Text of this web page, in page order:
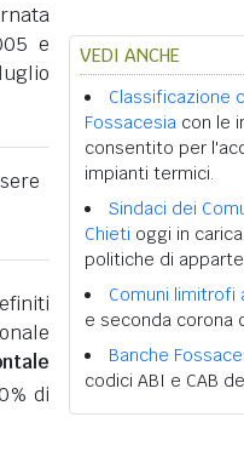
e
di
VEDI ANCHE
Classificazione
Fossacesia con le
consentito per
impianti termici.
Sindaci dei
Chieti oggi in
politiche di
Comuni limitrofi
e seconda corona
Banche
codici ABI e CAB